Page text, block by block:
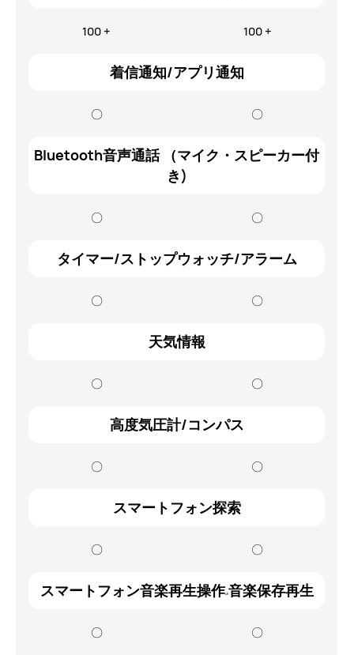
100 + 100 +
着信通知/アプリ通知
〇 〇
Bluetooth音声通話 （マイク・スピーカー付
き)
〇 〇
タイマー/ストップウォッチ/アラーム
〇 〇
天気情報
〇 〇
高度気圧計/コンパス
〇 〇
スマートフォン探索
〇 〇
スマートフォン音楽再生操作※6音楽保存再生
〇 〇